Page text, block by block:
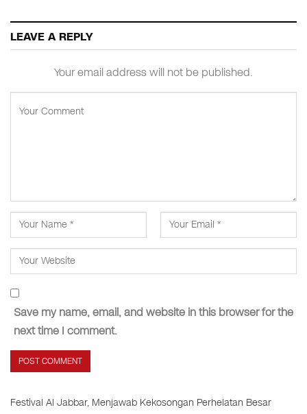
LEAVE A REPLY
Your email address will not be published.
Save my name, email, and website in this browser for the
next time I comment.
Festival Al Jabbar, Menjawab Kekosongan Perhelatan Besar